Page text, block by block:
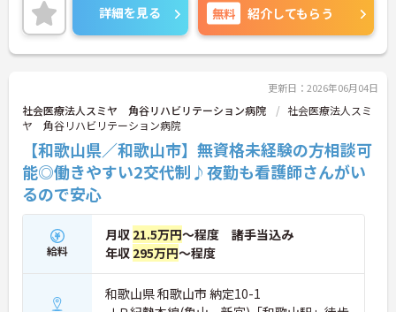
詳細を見る 無料 紹介してもらう
更新日：2026年06月04日
社会医療法人スミヤ 角谷リハビリテーション病院
社会医療法人スミ
ヤ 角谷リハビリテーション病院
【和歌山県／和歌山市】無資格未経験の方相談可
能◎働きやすい2交代制♪夜勤も看護師さんがい
るので安心
給料
月収 21.5万円～程度 諸手当込み
年収 295万円～程度
和歌山県 和歌山市 納定10-1